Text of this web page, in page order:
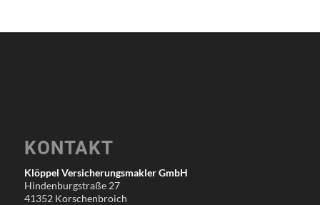
KONTAKT
Klöppel Versicherungsmakler GmbH
Hindenburgstraße 27
41352 Korschenbroich